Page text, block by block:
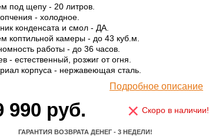
под щепу - 20 литров.
- холодное.
конденсата и смол - ДА.
коптильной камеры - до 43 куб.м.
работы - до 36 часов.
- естественный, розжиг от огня.
корпуса - нержавеющая сталь.
Подробное описание
990 руб. × Скоро в наличии!
ГАРАНТИЯ ВОЗВРАТА ДЕНЕГ - 3 НЕДЕЛИ!